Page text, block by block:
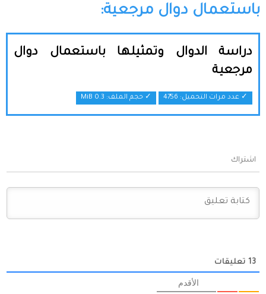
باستعمال دوال مرجعية:
دراسة الدوال وتمثيلها باستعمال دوال
مرجعية
✓ عدد مرات التحميل: 4756 ✓ حجم الملف: 0.3 MiB
اشتراك
13 تعليقات
الأقدم